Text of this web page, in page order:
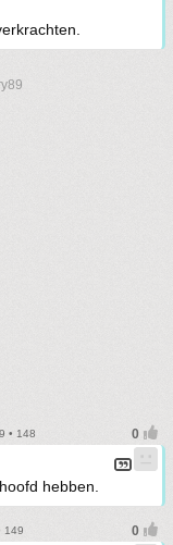
• 148
hebben.
149